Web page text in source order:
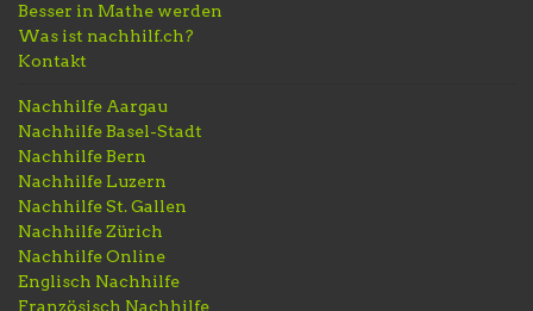
Besser in Mathe werden
Was ist nachhilf.ch?
Kontakt
Nachhilfe Aargau
Nachhilfe Basel-Stadt
Nachhilfe Bern
Nachhilfe Luzern
Nachhilfe St. Gallen
Nachhilfe Zürich
Nachhilfe Online
Englisch Nachhilfe
Französisch Nachhilfe